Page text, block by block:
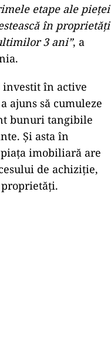
etape ale pieței
în proprietăți
3 ani”, a
investit în active
ajuns să cumuleze
bunuri tangibile
Și asta în
imobiliară are
de achiziție,